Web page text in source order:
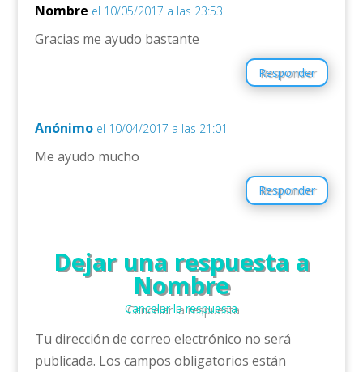
Nombre el 10/05/2017 a las 23:53
Gracias me ayudo bastante
Responder
Anónimo el 10/04/2017 a las 21:01
Me ayudo mucho
Responder
Dejar una respuesta a
Nombre
Cancelar la respuesta
Tu dirección de correo electrónico no será
publicada. Los campos obligatorios están